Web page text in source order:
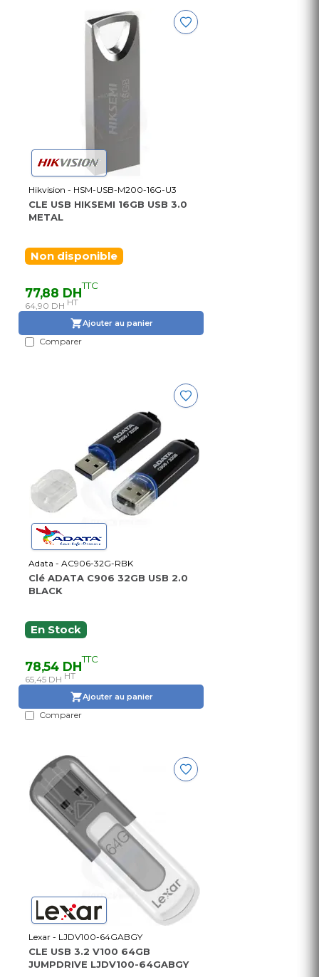
Hikvision - HSM-USB-M200-16G-U3
CLE USB HIKSEMI 16GB USB 3.0
METAL
Non disponible
77,88 DHTTC
64,90 DH HT
Ajouter au panier
Comparer
Adata - AC906-32G-RBK
Clé ADATA C906 32GB USB 2.0
BLACK
En Stock
78,54 DHTTC
65,45 DH HT
Ajouter au panier
Comparer
Lexar - LJDV100-64GABGY
CLE USB 3.2 V100 64GB
JUMPDRIVE LJDV100-64GABGY